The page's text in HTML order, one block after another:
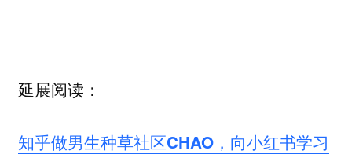
延展阅读：
知乎做男生种草社区CHAO，向小红书学习